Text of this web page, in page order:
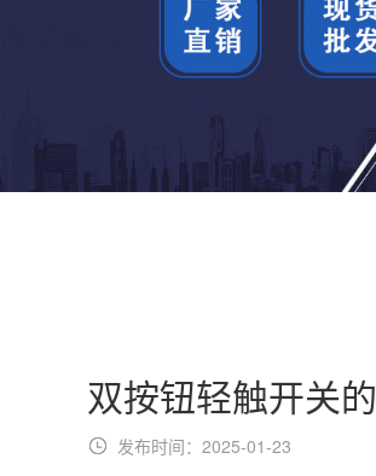
双按钮轻触开关
发布时间：2025-01-23